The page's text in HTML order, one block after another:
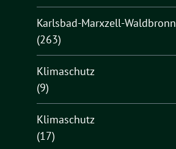
Karlsbad-Marxzell-Waldbronn
(263)
Klimaschutz
(9)
Klimaschutz
(17)